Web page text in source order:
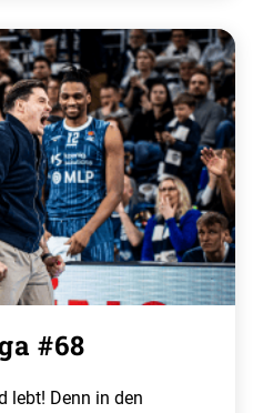
#68
lebt! Denn in den